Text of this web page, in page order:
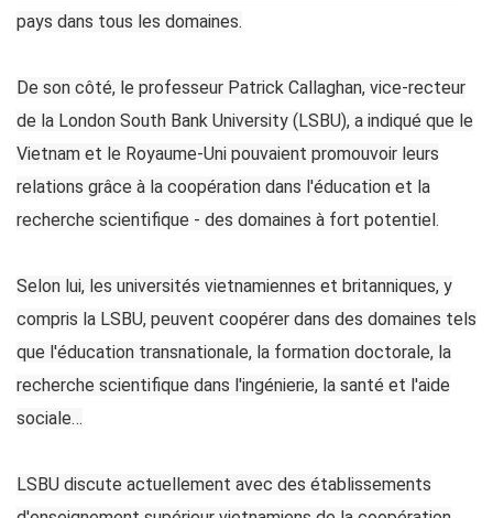
pays dans tous les domaines.
De son côté, le professeur Patrick Callaghan, vice-recteur
de la London South Bank University (LSBU), a indiqué que le
Vietnam et le Royaume-Uni pouvaient promouvoir leurs
relations grâce à la coopération dans l'éducation et la
recherche scientifique - des domaines à fort potentiel.
Selon lui, les universités vietnamiennes et britanniques, y
compris la LSBU, peuvent coopérer dans des domaines tels
que l'éducation transnationale, la formation doctorale, la
recherche scientifique dans l'ingénierie, la santé et l'aide
sociale…
LSBU discute actuellement avec des établissements